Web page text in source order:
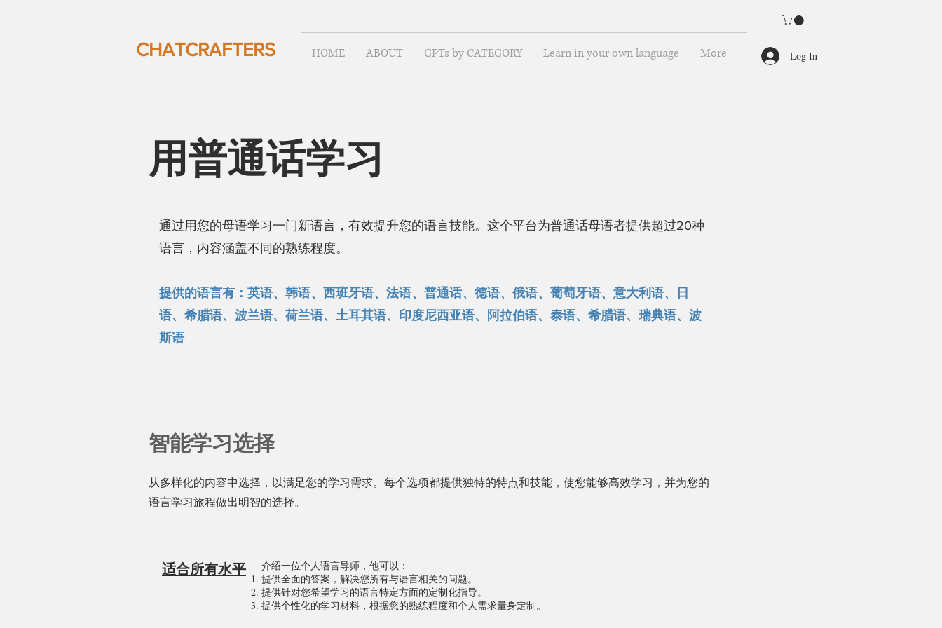
CHATCRAFTERS HOME ABOUT GPTs by CATEGORY Learn in your own language More Log In
用普通话学习
通过用您的母语学习一门新语言，有效提升您的语言技能。这个平台为普通话母语者提供超过20种
语言，内容涵盖不同的熟练程度。
提供的语言有：英语、韩语、西班牙语、法语、普通话、德语、俄语、葡萄牙语、意大利语、日
语、希腊语、波兰语、荷兰语、土耳其语、印度尼西亚语、阿拉伯语、泰语、希腊语、瑞典语、波
斯语
智能学习选择
从多样化的内容中选择，以满足您的学习需求。每个选项都提供独特的特点和技能，使您能够高效学习，并为您的
语言学习旅程做出明智的选择。
适合所有水平
介绍一位个人语言导师，他可以：
提供全面的答案，解决您所有与语言相关的问题。
提供针对您希望学习的语言特定方面的定制化指导。
提供个性化的学习材料，根据您的熟练程度和个人需求量身定制。